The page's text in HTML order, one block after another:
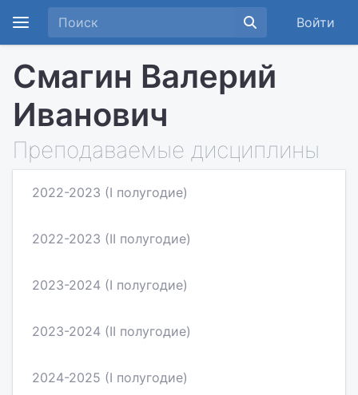
Войти
Смагин Валерий
Иванович
Преподаваемые дисциплины
2022-2023 (I полугодие)
2022-2023 (II полугодие)
2023-2024 (I полугодие)
2023-2024 (II полугодие)
2024-2025 (I полугодие)